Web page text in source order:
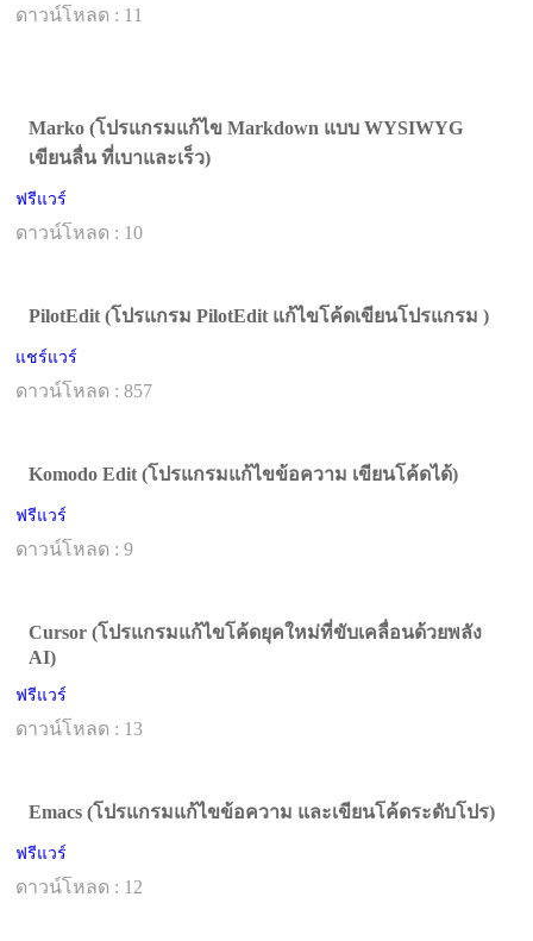
ดาวน์โหลด : 11
Marko (โปรแกรมแก้ไข Markdown แบบ WYSIWYG
เขียนลื่น ที่เบาและเร็ว)
ฟรีแวร์
ดาวน์โหลด : 10
PilotEdit (โปรแกรม PilotEdit แก้ไขโค้ดเขียนโปรแกรม )
แชร์แวร์
ดาวน์โหลด : 857
Komodo Edit (โปรแกรมแก้ไขข้อความ เขียนโค้ดได้)
ฟรีแวร์
ดาวน์โหลด : 9
Cursor (โปรแกรมแก้ไขโค้ดยุคใหม่ที่ขับเคลื่อนด้วยพลัง
AI)
ฟรีแวร์
ดาวน์โหลด : 13
Emacs (โปรแกรมแก้ไขข้อความ และเขียนโค้ดระดับโปร)
ฟรีแวร์
ดาวน์โหลด : 12